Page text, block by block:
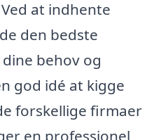
at indhente
den bedste
behov og
god idé at kigge
forskellige firmaer